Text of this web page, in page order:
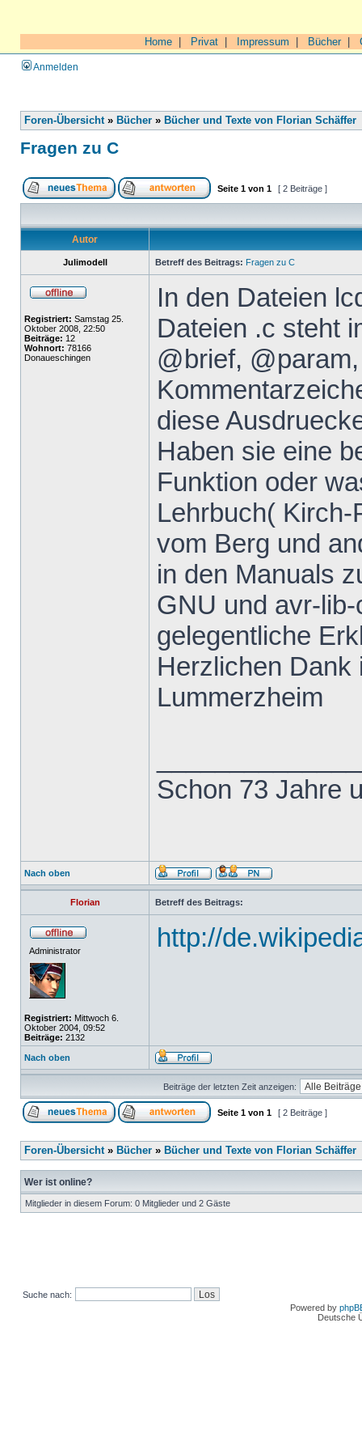
Home Privat Impressum Bücher|
Anmelden
Foren-Übersicht» Bücher » Bücher und Texte von Florian Schäffer
Fragen zu C
Seite 1 von 1 [ 2 Beiträge ]
Autor
Julimodell Betreff des Beitrags: Fragen zu C
Registriert: Samstag 25.
Oktober 2008, 22:50
Beiträge: 12
Wohnort: 78166
Donaueschingen
In den Dateien
Dateien .c steht
@brief,
diese
Haben sie eine
Funktion oder
Lehrbuch( Kirch-
vom Berg und
in den Manuals
GNU und avr-
gelegentliche
Herzlichen Dank
Lummerzheim
Schon 73 Jahre
Nach oben
Florian Betreff des Beitrags:
Administrator
Registriert: Mittwoch 6.
Oktober 2004, 09:52
Beiträge: 2132
http://
Nach oben
Beiträge der letzten Zeit anzeigen:
Seite 1 von 1 [ 2 Beiträge ]
Foren-Übersicht» Bücher » Bücher und Texte von Florian Schäffer
Wer ist online?
Mitglieder in diesem Forum: 0 Mitglieder und 2 Gäste
Suche nach:
Powered by
Deutsche